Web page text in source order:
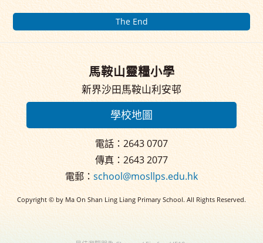
The End
馬鞍山靈糧小學
新界沙田馬鞍山利安邨
學校地圖
電話：2643 0707
傳真：2643 2077
電郵：school@mosllps.edu.hk
Copyright © by Ma On Shan Ling Liang Primary School. All Rights Reserved.